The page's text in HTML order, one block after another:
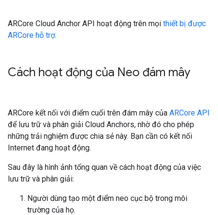
ARCore Cloud Anchor API hoạt động trên mọi thiết bị được
ARCore hỗ trợ.
Cách hoạt động của Neo đám mây
ARCore kết nối với điểm cuối trên đám mây của ARCore API
để lưu trữ và phân giải Cloud Anchors, nhờ đó cho phép
những trải nghiệm được chia sẻ này. Bạn cần có kết nối
Internet đang hoạt động.
Sau đây là hình ảnh tổng quan về cách hoạt động của việc
lưu trữ và phân giải:
Người dùng tạo một điểm neo cục bộ trong môi
trường của họ.